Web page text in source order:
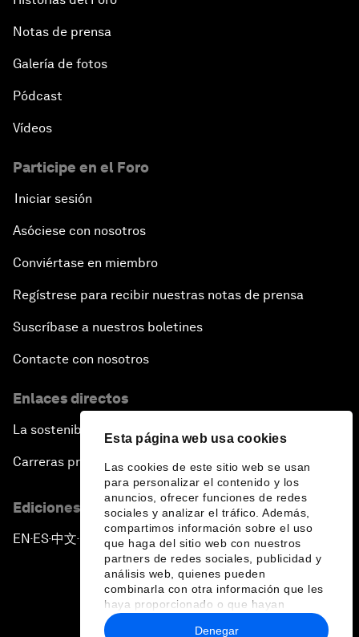
Esta página web usa cookies
Las cookies de este sitio web se usan
para personalizar el contenido y los
anuncios, ofrecer funciones de redes
sociales y analizar el tráfico. Además,
compartimos información sobre el uso
que haga del sitio web con nuestros
partners de redes sociales, publicidad y
análisis web, quienes pueden
combinarla con otra información que les
haya proporcionado o que hayan
recopilado a partir del uso que haya
Denegar
Notas de prensa
Galería de fotos
Pódcast
Vídeos
Participe en el Foro
Iniciar sesión
Asóciese con nosotros
Conviértase en miembro
Regístrese para recibir nuestras notas de prensa
Suscríbase a nuestros boletines
Contacte con nosotros
Enlaces directos
La sostenibilidad en el Foro
Carreras profesionales
Ediciones en otros idiomas
EN ▪ ES▪中文▪ 日本語